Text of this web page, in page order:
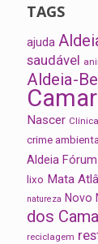
TAGS
ajuda
saudável
Aldeia-
Nascer
crime ambiental
Aldeia
lixo Mata
natureza Novo
dos
reciclagem